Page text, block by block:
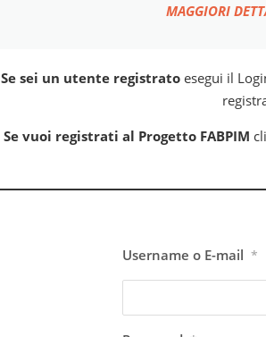
MAGGIORI
Se sei un utente registratoesegui il
Se vuoi registrati al Progetto FABPIM
Username o E-mail *